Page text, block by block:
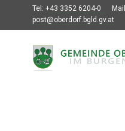
Tel: +43 3352 6204-0
post@oberdorf.bgld.gv.at
Willkommen